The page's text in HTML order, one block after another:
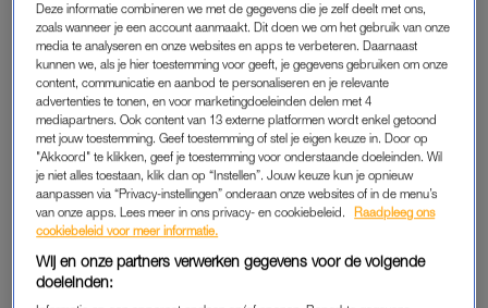
aankwam. Normaal doe ik zoiets niet, in mijn hoofd is dat als
vrouw vragen om problemen. Maar het was even niet anders.
Ik was bezig toen er een jongen in een dikke auto naast mij
parkeerde om te tanken. Toen hij uitstapte groette hij me. Hij
probeerde mijn aandacht te trekken, maar ik had er geen zin
in. Hij ging vóór mij afreken en toen hij terugliep zei hij: ‘Fijne
avond, hè!’. Ik dacht nog dat het vriendelijk was, totdat ik de
shop uitliep en zag dat hij zijn auto schuin voor die van mij had
gezet. Hierdoor kon ik niet wegrijden.
ALARMBELLEN
Deze informatie combineren we met de gegevens die je zelf deelt met ons,
zoals wanneer je een account aanmaakt. Dit doen we om het gebruik van onze
media te analyseren en onze websites en apps te verbeteren. Daarnaast
kunnen we, als je hier toestemming voor geeft, je gegevens gebruiken om onze
content, communicatie en aanbod te personaliseren en je relevante
advertenties te tonen, en voor marketingdoeleinden delen met 4
mediapartners. Ook content van 13 externe platformen wordt enkel getoond
met jouw toestemming. Geef toestemming of stel je eigen keuze in. Door op
"Akkoord" te klikken, geef je toestemming voor onderstaande doeleinden. Wil
je niet alles toestaan, klik dan op “Instellen”. Jouw keuze kun je opnieuw
aanpassen via “Privacy-instellingen” onderaan onze websites of in de menu’s
van onze apps. Lees meer in ons privacy- en cookiebeleid.
Raadpleeg ons
cookiebeleid voor meer informatie.
Wij en onze partners verwerken gegevens voor de volgende
doeleinden: